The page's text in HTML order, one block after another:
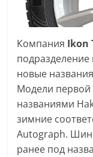
Компания Ikon
новые
Модели первой
названиями
зимние
Autograph.
ранее под